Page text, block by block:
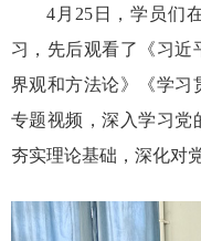
4月25日，学员们
习，先后观看了《习近
界观和方法论》《学习
专题视频，深入学习党
夯实理论基础，深化对